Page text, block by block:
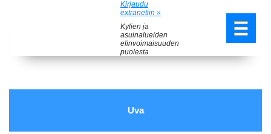
Kirjaudu
extranetiin »
Kylien ja
asuinalueiden
elinvoimaisuuden
puolesta
Uva